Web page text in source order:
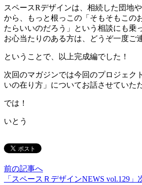
スペースRデザインは、相続した団地
から、もっと根っこの「そもそもこの
たらいいのだろう」という相談にも乗
お心当たりのある方は、どうぞ一度ご
ということで、以上完成編でした！
次回のマガジンでは今回のプロジェク
いの在り方」についてお話させていた
では！
いとう
前の記事へ
「スペースＲデザインNEWS vol.129」